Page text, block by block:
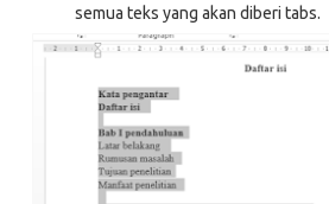
semua teks yang akan diberi tabs.